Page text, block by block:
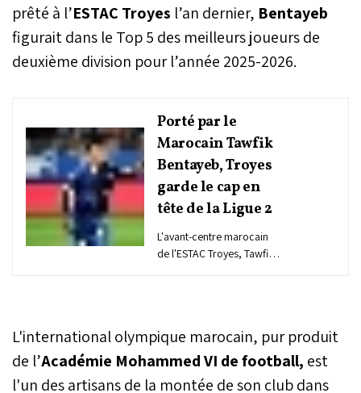
prêté à l’ESTAC Troyes l’an dernier, Bentayeb
figurait dans le Top 5 des meilleurs joueurs de
deuxième division pour l’année 2025-2026.
Porté par le
Marocain Tawfik
Bentayeb, Troyes
garde le cap en
tête de la Ligue 2
L'avant-centre marocain
de l'ESTAC Troyes, Tawfik
compte de la 28e journée
de Ligue 2.
L'international olympique marocain, pur produit
de l’Académie Mohammed VI de football, est
l'un des artisans de la montée de son club dans